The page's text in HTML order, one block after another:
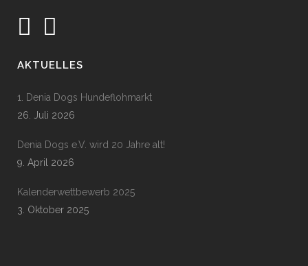
AKTUELLES
1. Denia Dogs Hundeflohmarkt
26. Juli 2026
Denia Dogs e.V. wird 20 Jahre alt!
9. April 2026
Kalenderwettbewerb 2025
3. Oktober 2025